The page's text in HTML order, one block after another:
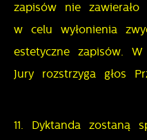
zapisów nie
w celu wyłonienia
estetyczne zapisów.
Jury rozstrzyga głos
11. Dyktanda zostaną